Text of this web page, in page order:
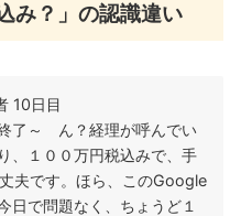
み？」の認識違い
10日目
了～ ん？経理が呼んでい
１００万円税込みで、手
夫です。ほら、このGoogle
日で問題なく、ちょうど１